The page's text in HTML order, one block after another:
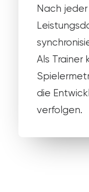
Nach
Als Trainer
die
verfolgen.